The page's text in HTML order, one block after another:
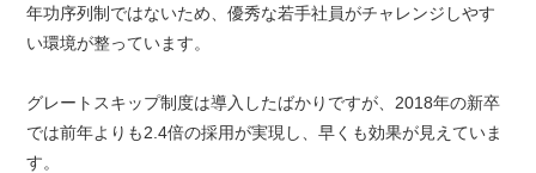
年功序列制ではないため、優秀な若手社員がチャレンジしやす
い環境が整っています。
グレートスキップ制度は導入したばかりですが、2018年の新卒
では前年よりも2.4倍の採用が実現し、早くも効果が見えていま
す。